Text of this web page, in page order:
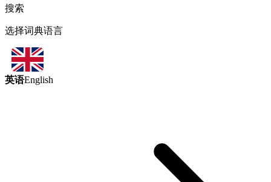
搜索
选择词典语言
英语English